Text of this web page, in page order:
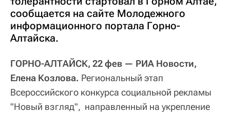
сообщается на сайте Молодежного
информационного портала Горно-
Алтайска.
ГОРНО-АЛТАЙСК, 22 фев — РИА Новости,
Елена Козлова. Региональный этап
Всероссийского конкурса социальной рекламы
"Новый взгляд", направленный на укрепление